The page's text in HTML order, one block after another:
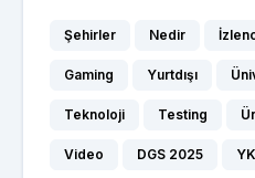
Şehirler Nedir
Gaming Yurtdışı
Teknoloji Testing
Video DGS 2025